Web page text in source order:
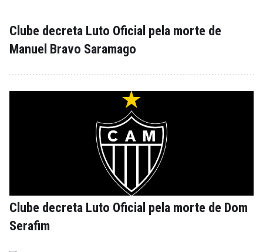
Clube decreta Luto Oficial pela morte de
Manuel Bravo Saramago
Clube decreta Luto Oficial pela morte de Dom
Serafim